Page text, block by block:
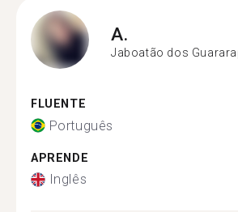
A.
Jaboatão dos
FLUENTE
Português
APRENDE
Inglês